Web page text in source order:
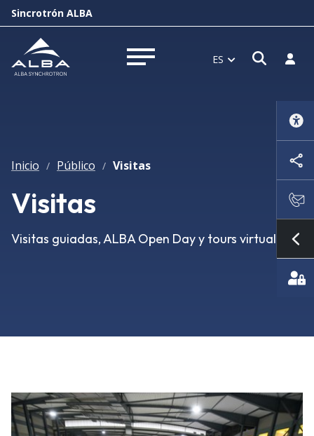
Sincrotrón ALBA
Abrir menú ES Abrir
Inicio / Público / Visitas
Visitas
Visitas guiadas, ALBA Open Day y tours virtuales.